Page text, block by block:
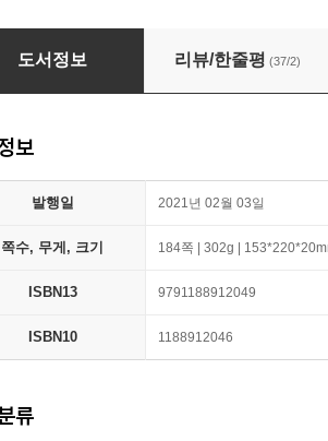
4차 산업혁명을 이기는 능력
도서정보 리뷰/한줄평 (37/2)
보
발행일 2021년 02월 03일
쪽수, 무게, 크기 184쪽 | 302g |
ISBN13 9791188912049
ISBN10 1188912046
류